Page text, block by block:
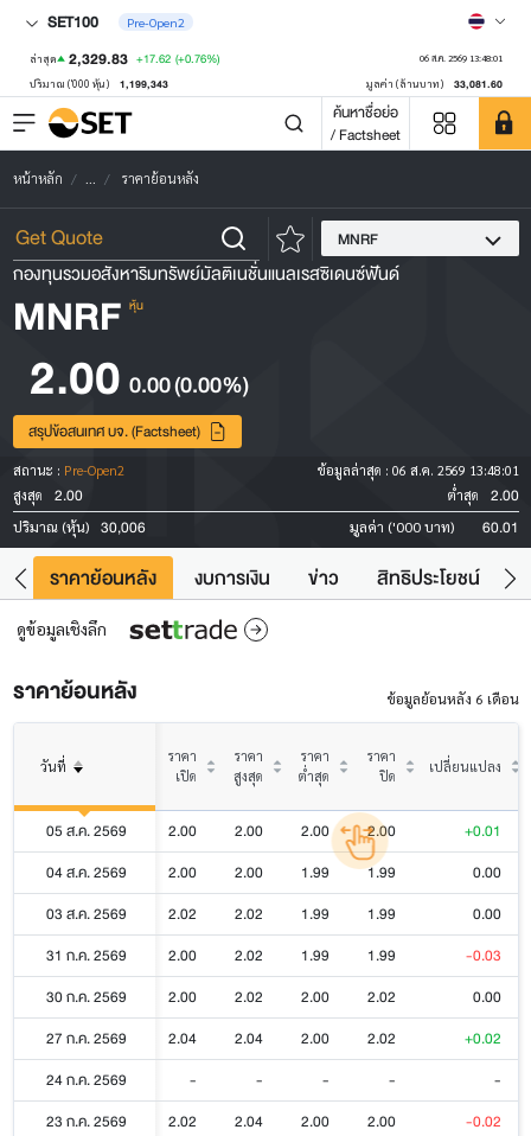
SET100 Pre-Open2
ล่าสุด 2,329.83 +17.62 (+0.76%) 06 ส.ค. 2569 13:48:01
ปริมาณ ('000 หุ้น) 1,199,343 มูลค่า (ล้านบาท) 33,081.60
ค้นหาชื่อย่อ
/ Factsheet
หน้าหลัก ... ราคาย้อนหลัง
MNRF
กองทุนรวมอสังหาริมทรัพย์มัลติเนชั่นแนลเรสซิเดนซ์ฟันด์
MNRF หุ้น
2.00 0.00(0.00%)
สรุปข้อสนเทศ บจ. (Factsheet)
สถานะ : Pre-Open2 ข้อมูลล่าสุด : 06 ส.ค. 2569 13:48:01
สูงสุด
2.00 ต่ำสุด 2.00
ปริมาณ (หุ้น) 30,006 มูลค่า ('000 บาท) 60.01
ราคาย้อนหลัง งบการเงิน ข่าว สิทธิประโยชน์
ดูข้อมูลเชิงลึก
ราคาย้อนหลัง ข้อมูลย้อนหลัง 6 เดือน
วันที่
ราคา
เปิด
ราคา
สูงสุด
ราคา
ต่ำสุด
ราคา
ปิด
เปลี่ยนแปลง
05 ส.ค. 2569 2.00 2.00 2.00 2.00
+0.01
04 ส.ค. 2569
2.00 2.00 1.99 1.99
0.00
03 ส.ค. 2569
2.02 2.02 1.99 1.99
0.00
31 ก.ค. 2569
2.00 2.02 1.99 1.99
-0.03
30 ก.ค. 2569
2.00 2.02 2.00 2.02
0.00
27 ก.ค. 2569
2.04 2.04 2.00 2.02
+0.02
24 ก.ค. 2569
- - - -
-
23 ก.ค. 2569
2.02 2.04 2.00 2.00
-0.02